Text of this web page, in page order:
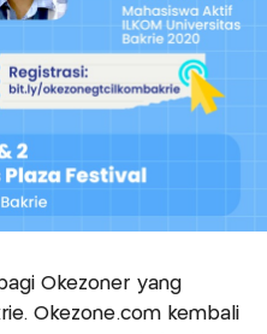
Okezoner yang
Okezone.com kembali